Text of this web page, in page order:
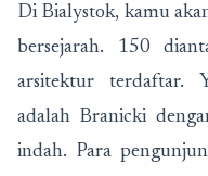
Di Bialystok, kamu
bersejarah. 150
arsitektur terdaftar.
adalah Branicki
indah. Para